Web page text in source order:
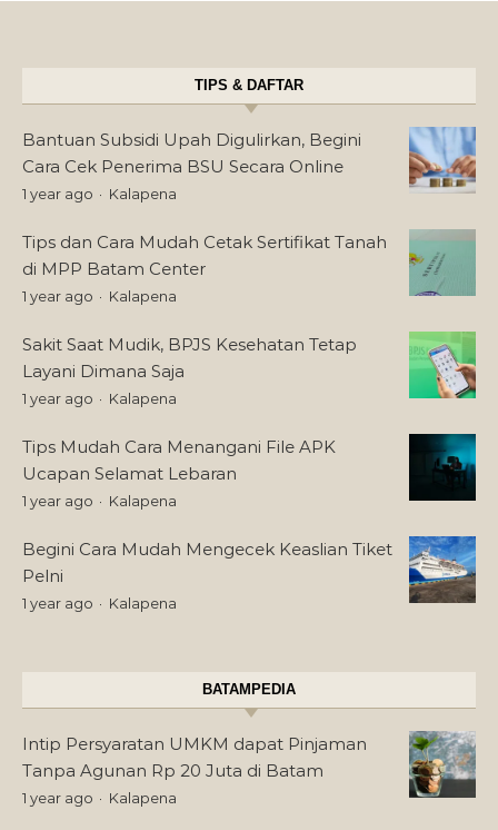
TIPS & DAFTAR
Bantuan Subsidi Upah Digulirkan, Begini
Cara Cek Penerima BSU Secara Online
1 year ago Kalapena
Tips dan Cara Mudah Cetak Sertifikat Tanah
di MPP Batam Center
1 year ago Kalapena
Sakit Saat Mudik, BPJS Kesehatan Tetap
Layani Dimana Saja
1 year ago Kalapena
Tips Mudah Cara Menangani File APK
Ucapan Selamat Lebaran
1 year ago Kalapena
Begini Cara Mudah Mengecek Keaslian Tiket
Pelni
1 year ago Kalapena
BATAMPEDIA
Intip Persyaratan UMKM dapat Pinjaman
Tanpa Agunan Rp 20 Juta di Batam
1 year ago Kalapena